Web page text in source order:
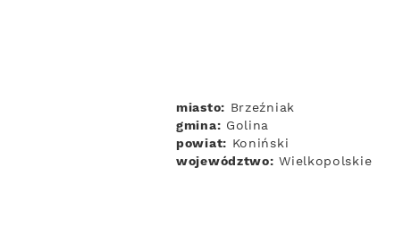
miasto: Brzeźniak
gmina: Golina
powiat: Koniński
województwo: Wielkopolskie